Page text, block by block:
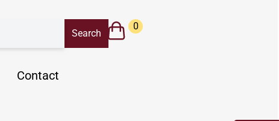
Contact
0